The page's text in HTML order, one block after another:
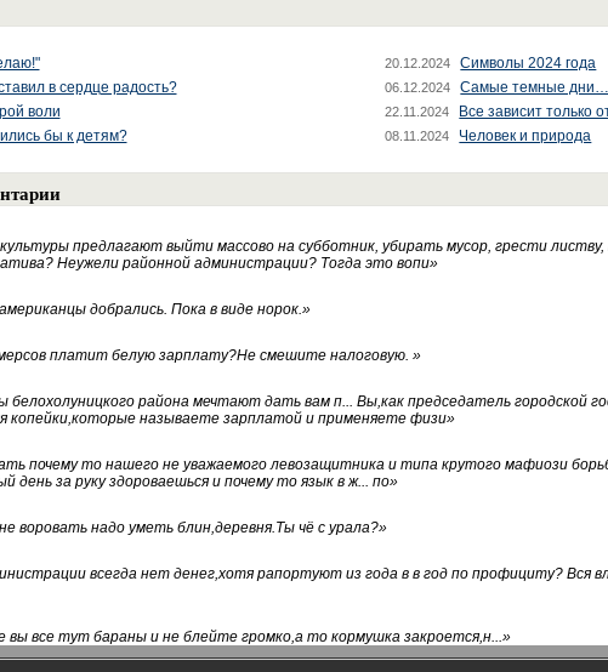
20.12.2024 Символы 2024 года
в сердце радость? 06.12.2024 Самые темные дни…
воли 22.11.2024 Все зависит только
бы к детям? 08.11.2024 Человек и природа
предлагают выйти массово на субботник, убирать мусор, грести
Неужели районной администрации? Тогда это вопи»
добрались. Пока в виде норок.»
платит белую зарплату?Не смешите налоговую. »
белохолуницкого района мечтают дать вам п... Вы,как председатель городской
копейки,которые называете зарплатой и применяете физи»
почему то нашего не уважаемого левозащитника и типа крутого мафиози
день за руку здороваешься и почему то язык в ж... по»
воровать надо уметь блин,деревня.Ты чё с урала?»
всегда нет денег,хотя рапортуют из года в в год по профициту? Вся
вы все тут бараны и не блейте громко,а то кормушка закроется,н...»